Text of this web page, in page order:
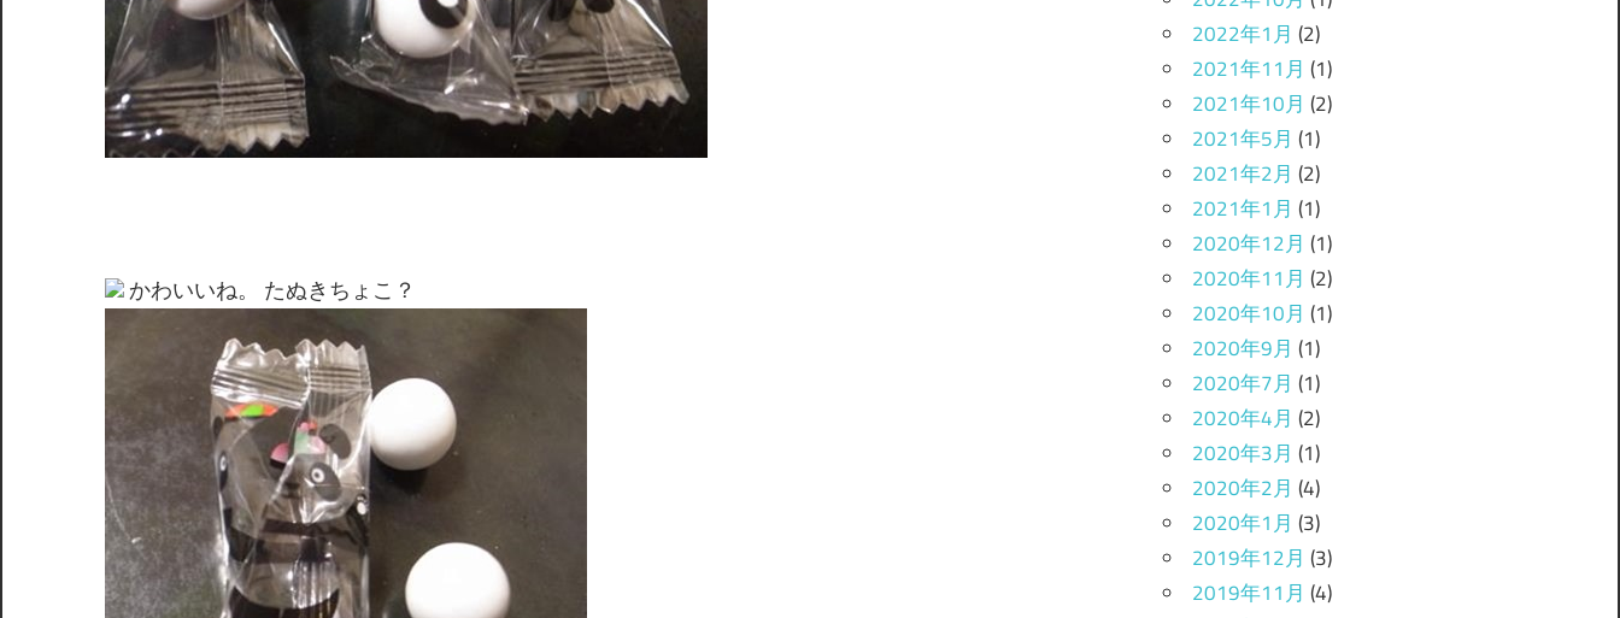
かわいいね。 たぬきちょこ？
2022年1月 (2)
2021年11月 (1)
2021年10月 (2)
2021年5月 (1)
2021年2月 (2)
2021年1月 (1)
2020年12月 (1)
2020年11月 (2)
2020年10月 (1)
2020年9月 (1)
2020年7月 (1)
2020年4月 (2)
2020年3月 (1)
2020年2月 (4)
2020年1月 (3)
2019年12月 (3)
2019年11月 (4)